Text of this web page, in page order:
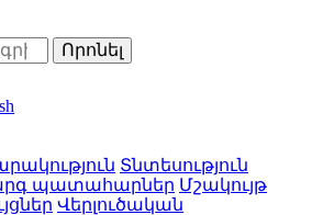
Տնտեսություն
պատահարներ Մշակույթ
Վերլուծական